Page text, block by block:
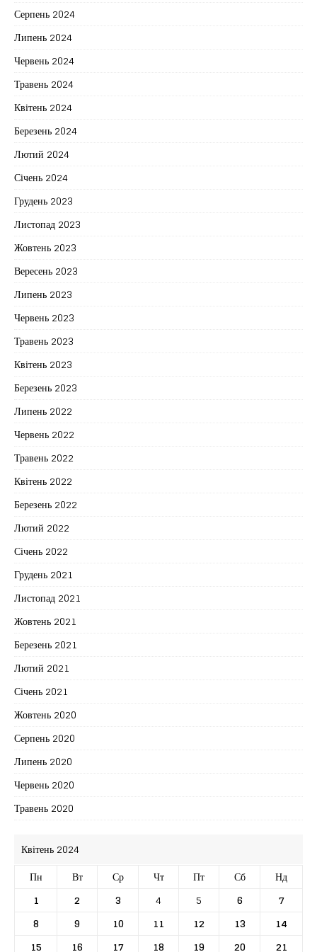
Серпень 2024
Липень 2024
Червень 2024
Травень 2024
Квітень 2024
Березень 2024
Лютий 2024
Січень 2024
Грудень 2023
Листопад 2023
Жовтень 2023
Вересень 2023
Липень 2023
Червень 2023
Травень 2023
Квітень 2023
Березень 2023
Липень 2022
Червень 2022
Травень 2022
Квітень 2022
Березень 2022
Лютий 2022
Січень 2022
Грудень 2021
Листопад 2021
Жовтень 2021
Березень 2021
Лютий 2021
Січень 2021
Жовтень 2020
Серпень 2020
Липень 2020
Червень 2020
Травень 2020
Квітень 2024
Пн
Вт Ср Чт Пт Сб
Нд
1
2 3 4 5 6
7
8
9 10 11 12 13
14
15
16 17 18 19 20 21